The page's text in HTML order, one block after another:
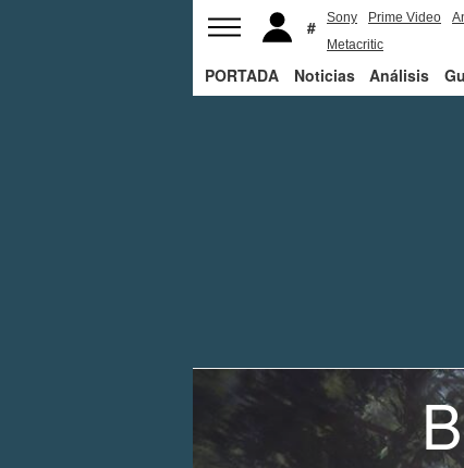
Sony Prime Video
Metacritic
PORTADA Noticias Análisis